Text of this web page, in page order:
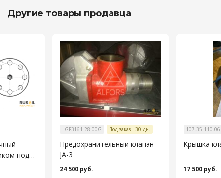
Другие товары продавца
под
LGF3161-28.00G Под заказ : 30 дн.
Предохранительный клапан
JA-3
24 500 руб.
107.35.110.06
Крышка
17 500 руб.